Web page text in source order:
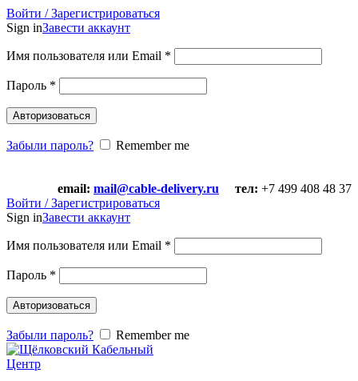
Войти / Зарегистрироваться
Sign inЗавести аккаунт
Имя пользователя или Email *
Пароль *
Авторизоваться
Забыли пароль?
Remember me
email: mail@cable-delivery.ru тел: +7 499 408 48 37
Войти / Зарегистрироваться
Sign inЗавести аккаунт
Имя пользователя или Email *
Пароль *
Авторизоваться
Забыли пароль? Remember me